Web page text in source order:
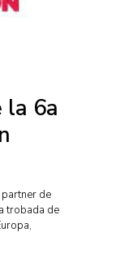
la 6a
partner de
trobada de